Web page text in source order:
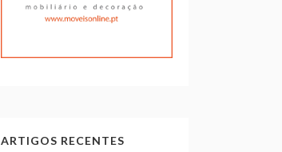
ARTIGOS RECENTES